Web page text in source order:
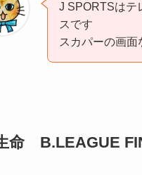
J SPORTSはテ
スです
スカパーの画面
命 B.LEAGUE